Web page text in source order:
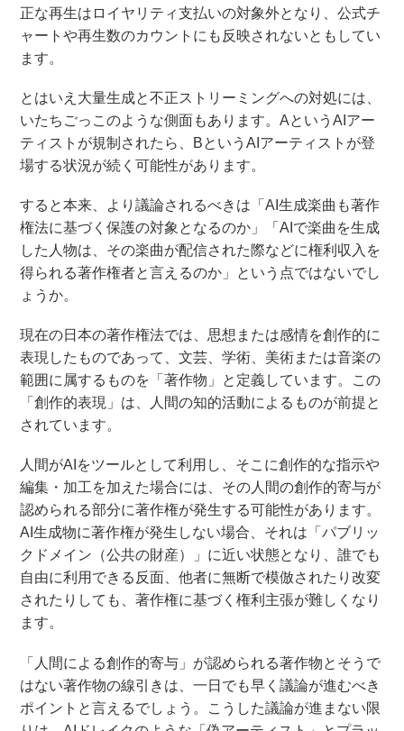
正な再生はロイヤリティ支払いの対象外となり、公式チ
ャートや再生数のカウントにも反映されないともしてい
ます。
とはいえ大量生成と不正ストリーミングへの対処には、
いたちごっこのような側面もあります。AというAIアー
ティストが規制されたら、BというAIアーティストが登
場する状況が続く可能性があります。
すると本来、より議論されるべきは「AI生成楽曲も著作
権法に基づく保護の対象となるのか」「AIで楽曲を生成
した人物は、その楽曲が配信された際などに権利収入を
得られる著作権者と言えるのか」という点ではないでし
ょうか。
現在の日本の著作権法では、思想または感情を創作的に
表現したものであって、文芸、学術、美術または音楽の
範囲に属するものを「著作物」と定義しています。この
「創作的表現」は、人間の知的活動によるものが前提と
されています。
人間がAIをツールとして利用し、そこに創作的な指示や
編集・加工を加えた場合には、その人間の創作的寄与が
認められる部分に著作権が発生する可能性があります。
AI生成物に著作権が発生しない場合、それは「パブリッ
クドメイン（公共の財産）」に近い状態となり、誰でも
自由に利用できる反面、他者に無断で模倣されたり改変
されたりしても、著作権に基づく権利主張が難しくなり
ます。
「人間による創作的寄与」が認められる著作物とそうで
はない著作物の線引きは、一日でも早く議論が進むべき
ポイントと言えるでしょう。こうした議論が進まない限